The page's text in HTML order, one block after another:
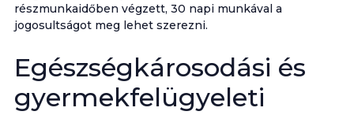
részmunkaidőben végzett, 30 napi munkával a
jogosultságot meg lehet szerezni.
Egészségkárosodási és
gyermekfelügyeleti